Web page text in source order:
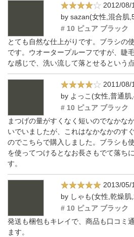
2012/08/
by sazan(女性,混合肌
# 10 ピュア ブラック
とても自然な仕上がりです。ブラシの
です。ウオータープルーフですが、睫
な感じで、洗い流して落とせるという点
2011/08/
by よっこ(女性,普通肌
# 10 ピュア ブラック
まつげの量がすくなく短いのでなかな
いでいましたが、これはなかなかのす
のでこちらで購入しました。ブラシも
を使ってつけるとなお長さもでて落ち
す。
2013/05/
by しゃも(女性,乾燥肌
# 10 ピュア ブラック
発送も梱包もキレイで、商品も口コミ
ます。